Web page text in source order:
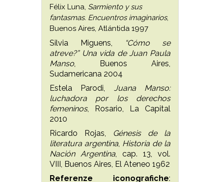
Félix Luna, Sarmiento y sus
fantasmas. Encuentros imaginarios,
Buenos Aires, Atlántida 1997
Silvia Miguens,
“Cómo se
atreve?” Una vida de Juan Paula
Manso, Buenos Aires,
Sudamericana 2004
Estela Parodi, Juana Manso:
luchadora por los derechos
femeninos, Rosario, La Capital
2010
Ricardo Rojas,
Génesis de la
literatura argentina, Historia de la
Nación Argentina, cap. 13, vol.
VIII, Buenos Aires, El Ateneo 1962
Referenze iconografiche: